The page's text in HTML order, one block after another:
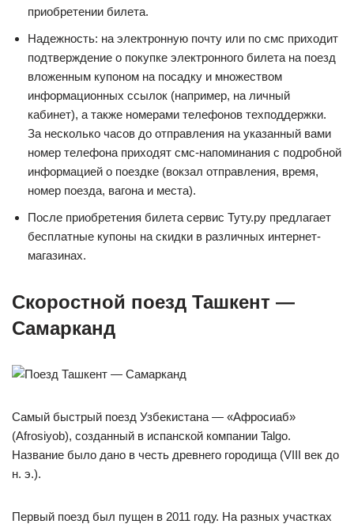
приобретении билета.
Надежность: на электронную почту или по смс приходит
подтверждение о покупке электронного билета на поезд
вложенным купоном на посадку и множеством
информационных ссылок (например, на личный
кабинет), а также номерами телефонов техподдержки.
За несколько часов до отправления на указанный вами
номер телефона приходят смс-напоминания с подробной
информацией о поездке (вокзал отправления, время,
номер поезда, вагона и места).
После приобретения билета сервис Туту.ру предлагает
бесплатные купоны на скидки в различных интернет-
магазинах.
Скоростной поезд Ташкент —
Самарканд
Самый быстрый поезд Узбекистана — «Афросиаб»
(Afrosiyob), созданный в испанской компании Talgo.
Название было дано в честь древнего городища (VIII век до
н. э.).
Первый поезд был пущен в 2011 году. На разных участках